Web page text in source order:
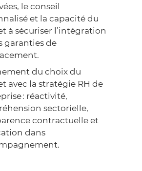
le conseil
et la capacité du
à sécuriser l’intégration
garanties de
du choix du
avec la stratégie RH de
: réactivité,
sectorielle,
contractuelle et
dans